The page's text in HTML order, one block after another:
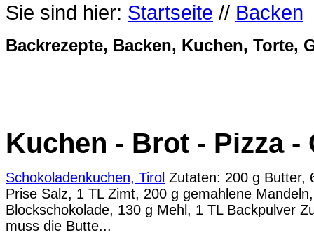
Sie sind hier: Startseite // Backen
Backrezepte, Backen, Kuchen, Torte,
Kuchen - Brot - Pizza -
Schokoladenkuchen, Tirol Zutaten: 200 g Butter,
Prise Salz, 1 TL Zimt, 200 g gemahlene
Blockschokolade, 130 g Mehl, 1 TL Backpulver
muss die Butte...